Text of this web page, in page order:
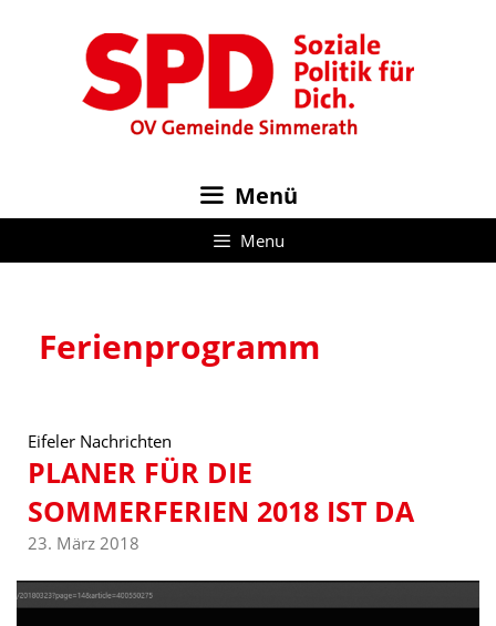
Menü
Menu
Ferienprogramm
Eifeler Nachrichten
PLANER FÜR DIE
SOMMERFERIEN 2018 IST DA
23. März 2018